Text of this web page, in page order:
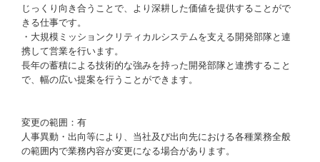
じっくり向き合うことで、より深耕した価値を提供することがで
きる仕事です。
・大規模ミッションクリティカルシステムを支える開発部隊と連
携して営業を行います。
長年の蓄積による技術的な強みを持った開発部隊と連携すること
で、幅の広い提案を行うことができます。
変更の範囲：有
人事異動・出向等により、当社及び出向先における各種業務全般
の範囲内で業務内容が変更になる場合があります。